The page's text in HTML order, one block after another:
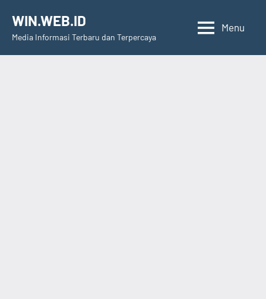
content
WIN.WEB.ID
Media Informasi Terbaru dan Terpercaya
Menu